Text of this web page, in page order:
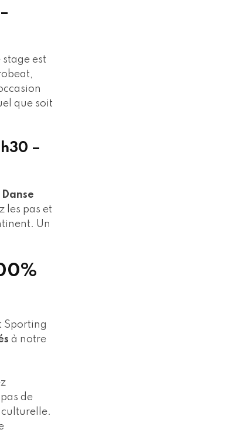
stage est
que soit
–
Danse
les pas et
Un
Sporting
à notre
de